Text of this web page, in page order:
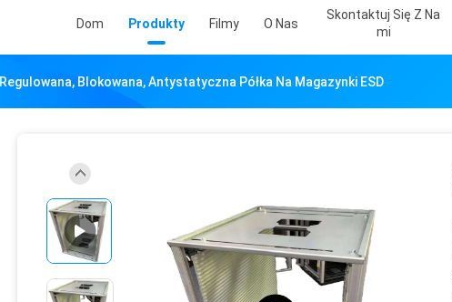
Dom Produkty Filmy O Nas
Skontaktuj Się Z Na
Mi
Regulowana, Blokowana, Antystatyczna Półka Na Magazynki ESD